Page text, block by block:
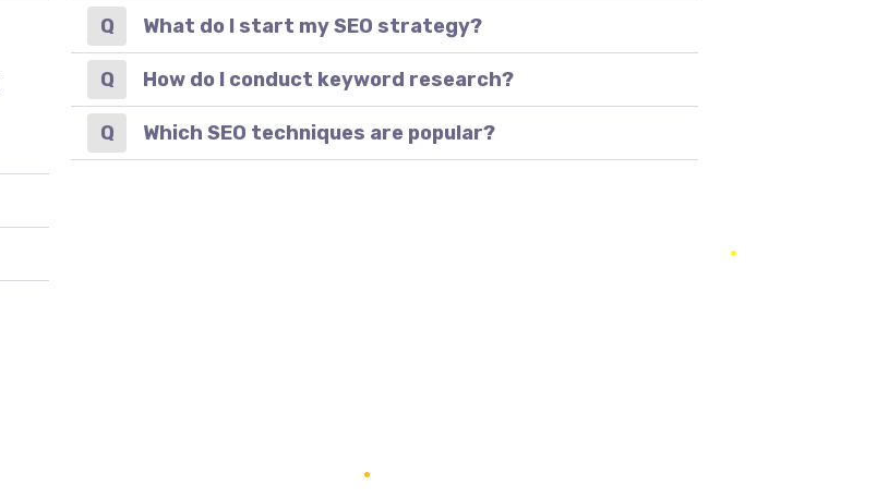
What do I start my SEO strategy?
How do I conduct keyword research?
Which SEO techniques are popular?